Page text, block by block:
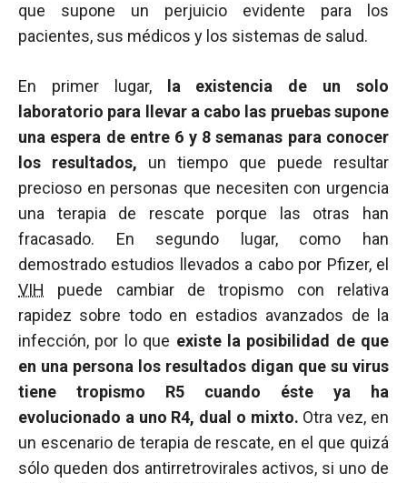
que supone un perjuicio evidente para los
pacientes, sus médicos y los sistemas de salud.
En primer lugar,
la existencia de un solo
laboratorio para llevar a cabo las pruebas supone
una espera de entre 6 y 8 semanas para conocer
los resultados, un tiempo que puede resultar
precioso en personas que necesiten con urgencia
una terapia de rescate porque las otras han
fracasado. En segundo lugar, como han
demostrado estudios llevados a cabo por Pfizer, el
VIH puede cambiar de tropismo con relativa
rapidez sobre todo en estadios avanzados de la
infección, por lo que existe la posibilidad de que
en una persona los resultados digan que su virus
tiene tropismo R5 cuando éste ya ha
evolucionado a uno R4, dual o mixto. Otra vez, en
un escenario de terapia de rescate, en el que quizá
sólo queden dos antirretrovirales activos, si uno de